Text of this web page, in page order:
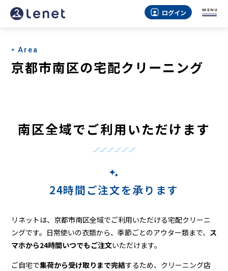
京
市
南
ン
グ
ログイン MENU
Area
京都市南区の宅配クリーニング
南区全域でご利用いただけます
24時間ご注文を承ります
リネットは、京都市南区全域でご利用いただける宅配クリーニ
ングです。日常使いの衣類から、季節ごとのアウター類まで、 ス
マホから24時間いつでもご注文いただけます。
ご自宅で集荷から受け取りまで完結するため、クリーニング店